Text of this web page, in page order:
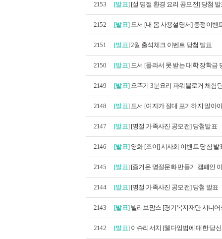
2153 [발표] [설 명절 환경 요리 공모전] 당첨 발
2152 [발표] 도서 [내 몸 사용설명서] 증정이벤
2151 [발표]2월 출석체크 이벤트 당첨 발표
2150 [발표] 도서 [몰라서 못 받는 대학 장학금
2149 [발표] 오뚜기 3분요리 파워블로거 체험
2148 [발표] 도서 [여자가 절대 포기하지 말아
2147 [발표] [명절 가족사진 공모전] 당첨발표
2146 [발표] 영화 [조이] 시사회 이벤트 당첨 발
2145 [발표] [즐거운 명절문화 만들기 캠페인
2144 [발표] [명절 가족사진 공모전] 당첨 발표
2143 [발표] 빌리브맘스 [경기복지재단 시니어
2142 [발표] 이슈리서치 [웰다잉법에 대한 당